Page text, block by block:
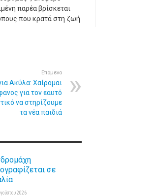
παρέα βρίσκεται
που κρατά στη ζωή
Επόμενο
Ακύλα: Χαίρομαι
για τον εαυτό
να στηρίζουμε
τα νέα παιδιά
σε
2026